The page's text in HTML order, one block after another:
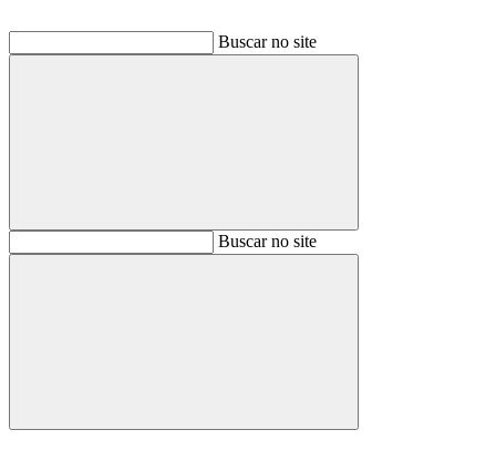
Buscar no site
BuscarBuscar no site
Buscar